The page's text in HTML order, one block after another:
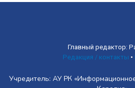
Главный редактор:
Редакция / контакты •
Учредитель: АУ РК